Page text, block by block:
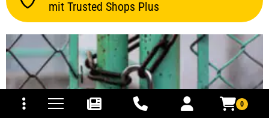
0
und Versandkosten
mit Trusted Shops Plus